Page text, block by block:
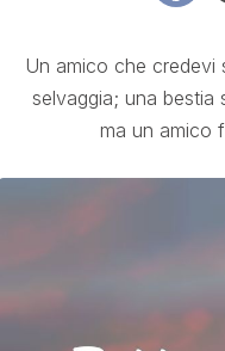
Un amico che credevi
selvaggia; una bestia
ma un amico